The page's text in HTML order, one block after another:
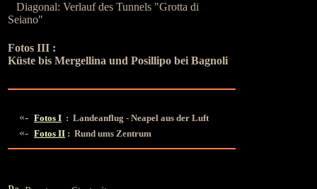
Diagonal: Verlauf des Tunnels "Grotta di
Seiano"
Fotos III :
Küste bis Mergellina und Posillipo bei Bagnoli
«- Fotos I : Landeanflug - Neapel aus der Luft
«- Fotos II : Rund ums Zentrum